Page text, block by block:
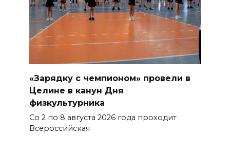
«Зарядку с чемпионом» провели в
Целине в канун Дня
физкультурника
Со 2 по 8 августа 2026 года проходит
Всероссийская